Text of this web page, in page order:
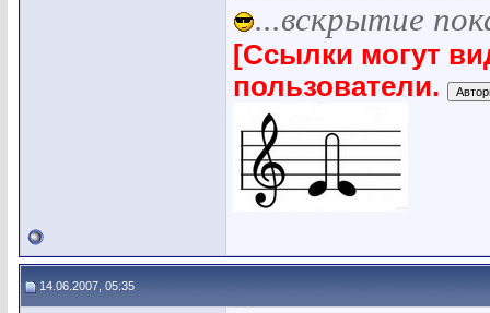
...вскрытие
[Ссылки могут
пользователи.
14.06.2007, 05:35